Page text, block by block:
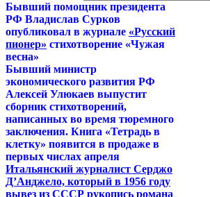
Бывший помощник президента
РФ Владислав Сурков
опубликовал в журнале «Русский
пионер» стихотворение «Чужая
весна»
Бывший министр
экономического развития РФ
Алексей Улюкаев выпустит
сборник стихотворений,
написанных во время тюремного
заключения. Книга «Тетрадь в
клетку» появится в продаже в
первых числах апреля
Итальянский журналист Серджо
Д’Анджело, который в 1956 году
вывез из СССР рукопись романа